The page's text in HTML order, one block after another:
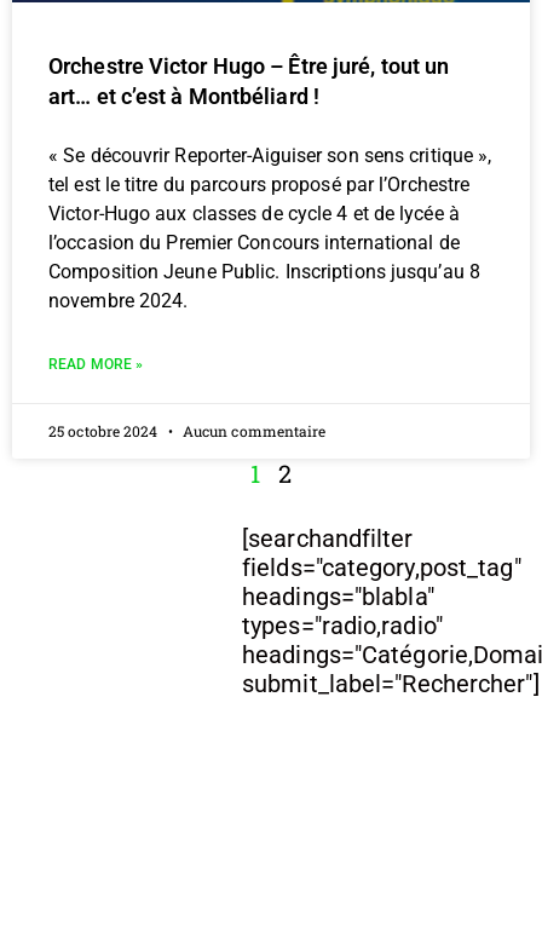
Orchestre Victor Hugo – Être juré, tout un
art… et c’est à Montbéliard !
« Se découvrir Reporter-Aiguiser son sens critique »,
tel est le titre du parcours proposé par l’Orchestre
Victor-Hugo aux classes de cycle 4 et de lycée à
l’occasion du Premier Concours international de
Composition Jeune Public. Inscriptions jusqu’au 8
novembre 2024.
READ MORE »
25 octobre 2024 Aucun commentaire
1 2
[searchandfilter
fields="category,post_tag"
headings="blabla"
types="radio,radio"
submit_label="Rechercher"]